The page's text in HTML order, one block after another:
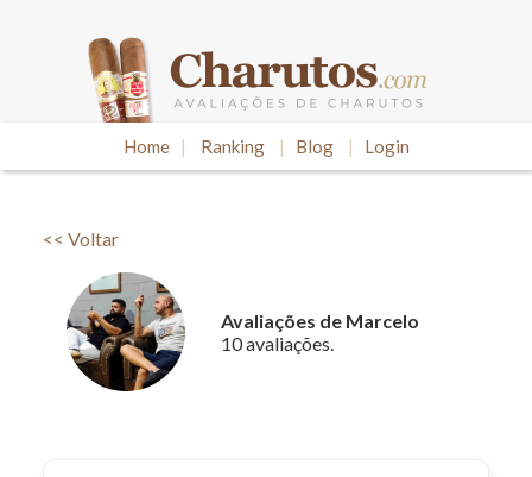
Home | Ranking | Blog | Login
<< Voltar
Avaliações de Marcelo
10 avaliações.